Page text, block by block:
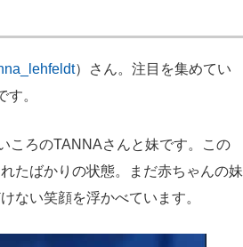
）さん。注目を集めてい
。
ころのTANNAさんと妹です。この
たばかりの状態。まだ赤ちゃんの妹
ない笑顔を浮かべています。